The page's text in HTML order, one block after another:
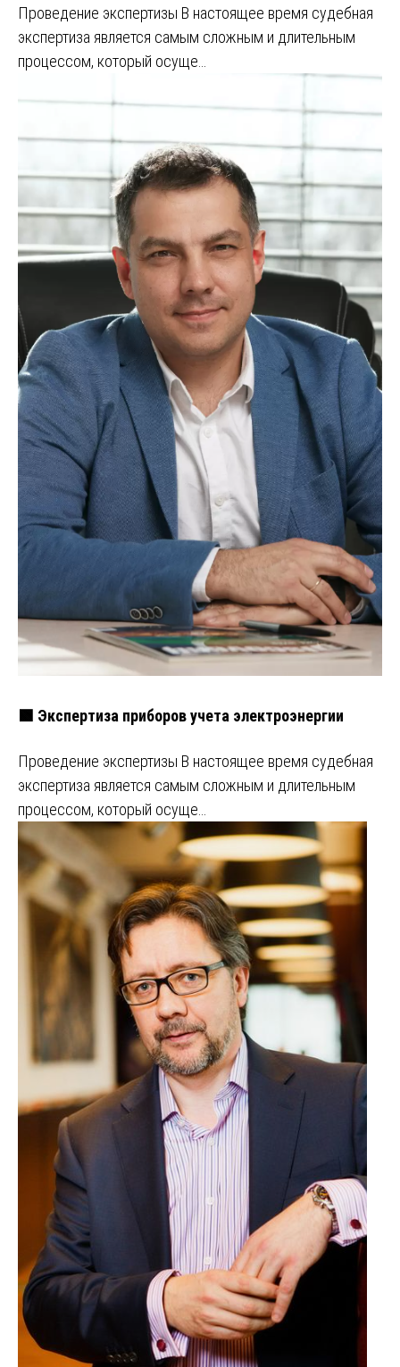
Проведение экспертизы В настоящее время судебная
экспертиза является самым сложным и длительным
процессом, который осуще…
🟩 Экспертиза приборов учета электроэнергии
Проведение экспертизы В настоящее время судебная
экспертиза является самым сложным и длительным
процессом, который осуще…